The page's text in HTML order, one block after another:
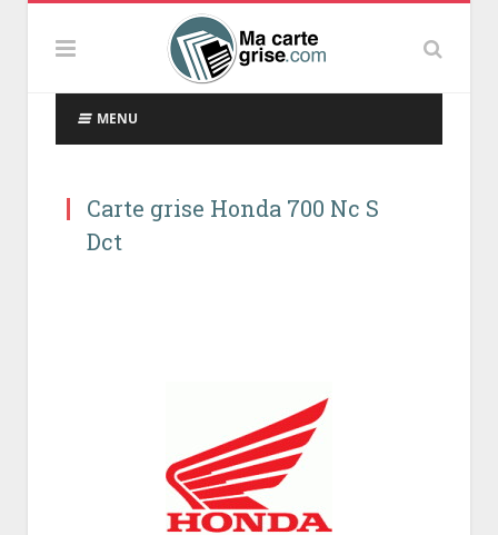
MENU
Carte grise Honda 700 Nc S
Dct